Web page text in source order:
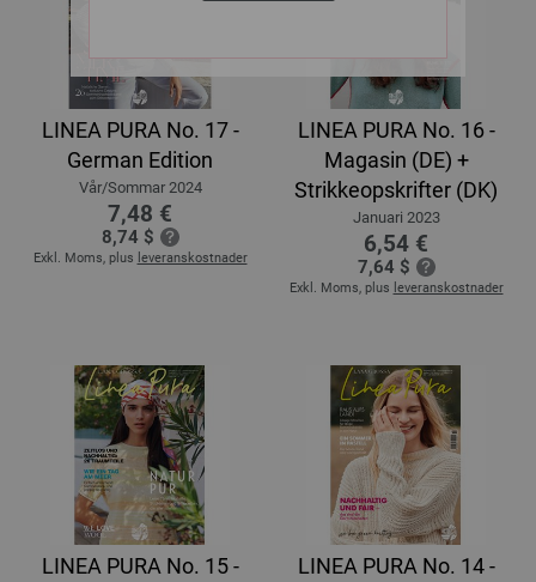
LINEA PURA No. 17 -
German Edition
Vår/Sommar 2024
7,48 €
8,74 $
Exkl. Moms, plus leveranskostnader
LINEA PURA No. 16 -
Magasin (DE) +
Strikkeopskrifter (DK)
Januari 2023
6,54 €
7,64 $
Exkl. Moms, plus leveranskostnader
LINEA PURA No. 15 -
LINEA PURA No. 14 -